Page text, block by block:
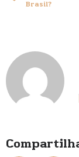
Brasil?